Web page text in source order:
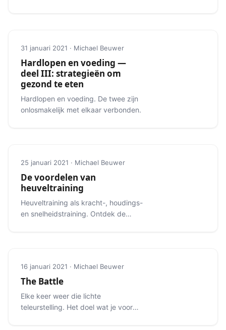
31 januari 2021 · Michael Beuwer
Hardlopen en voeding —
deel III: strategieën om
gezond te eten
Hardlopen en voeding. De twee zijn
onlosmakelijk met elkaar verbonden.
25 januari 2021 · Michael Beuwer
De voordelen van
heuveltraining
Heuveltraining als kracht-, houdings-
en snelheidstraining. Ontdek de
16 januari 2021 · Michael Beuwer
The Battle
Elke keer weer die lichte
teleurstelling. Het doel wat je voor